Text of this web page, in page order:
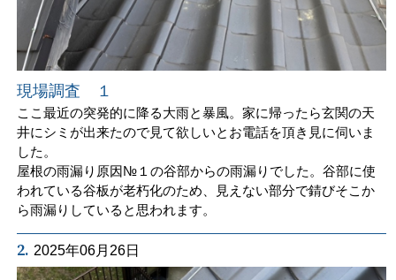
現場調査 １
ここ最近の突発的に降る大雨と暴風。家に帰ったら玄関の天
井にシミが出来たので見て欲しいとお電話を頂き見に伺いま
した。
屋根の雨漏り原因№１の谷部からの雨漏りでした。谷部に使
われている谷板が老朽化のため、見えない部分で錆びそこか
ら雨漏りしていると思われます。
2. 2025年06月26日